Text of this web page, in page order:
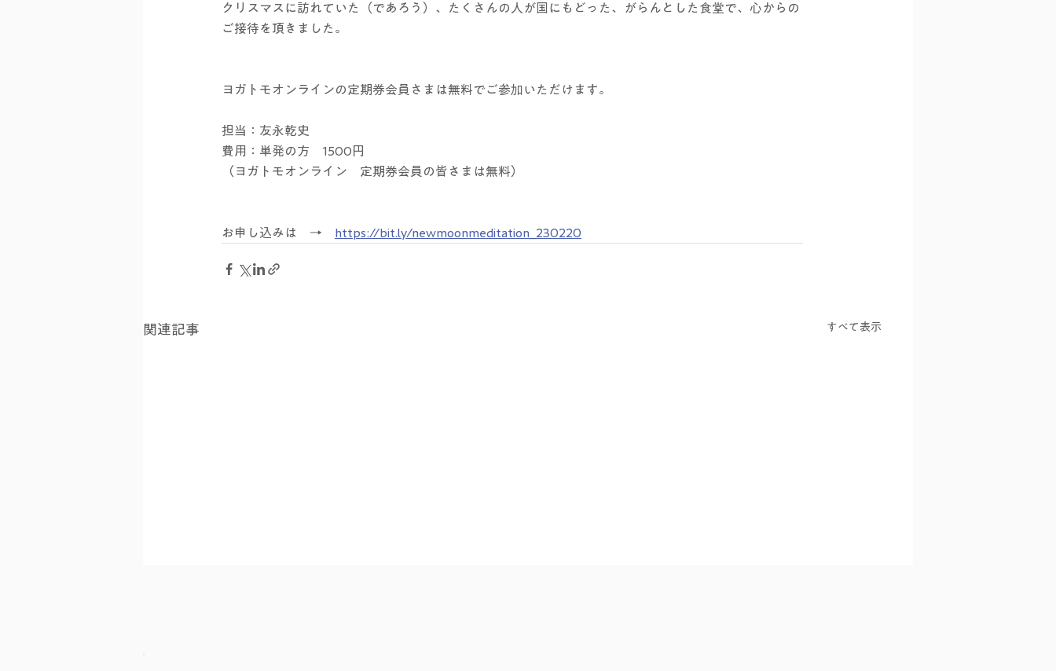
クリスマスに訪れていた（であろう）、たくさんの人が国にもどった、がらんとした食堂で、心からの
ご接待を頂きました。
ヨガトモオンラインの定期券会員さまは無料でご参加いただけます。
担当：友永乾史
費用：単発の方　1500円
（ヨガトモオンライン　定期券会員の皆さまは無料）
お申し込みは　→ https://bit.ly/newmoonmeditation_230220
関連記事 すべて表示